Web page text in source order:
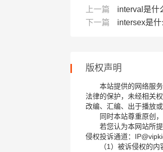
上一篇
interval是什
下一篇
intersex是
版权声明
本站提供的网络服
法律的保护，未经相关
改编、汇编、出于播放
同时本站尊重原创
若您认为本网站所
侵权投诉通道：
（1）被诉侵权的内